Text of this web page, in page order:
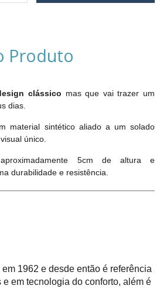
Produto
clássico mas que vai trazer um
dias.
material sintético aliado a um solado
único.
5cm de altura e
durabilidade e resistência.
1962 e desde então é referência
em tecnologia do conforto, além é